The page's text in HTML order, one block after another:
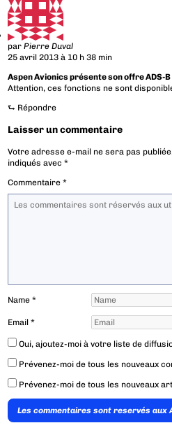
parPierre Duval
25 avril 2013 à 10 h 38 min
Aspen Avionics présente son offre ADS-B
Attention, ces fonctions ne sont
⮑ Répondre
Laisser un commentaire
Votre adresse e-mail ne sera pas
indiqués avec*
Commentaire*
Name*
Email*
Oui, ajoutez-moi à votre liste de
Prévenez-moi de tous les nouveaux
Prévenez-moi de tous les nouveaux
Les commentaires sont reservés aux